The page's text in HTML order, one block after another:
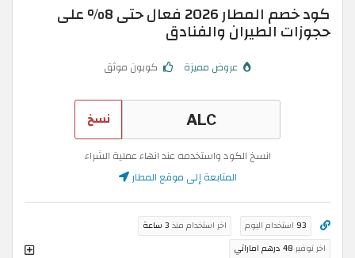
كود خصم المطار 2026 فعال حتى 8% على
حجوزات الطيران والفنادق
عروض مميزة كوبون موثق
نسخ
انسخ الكود واستخدمه عند انهاء عملية الشراء
المتابعة إلى موقع المطار
93 استخدام اليوم اخر استخدام منذ 3 ساعة
اخر توفير 48 درهم اماراتي